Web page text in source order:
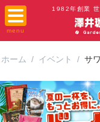
1982年創業 世
ホーム / イベント / サ